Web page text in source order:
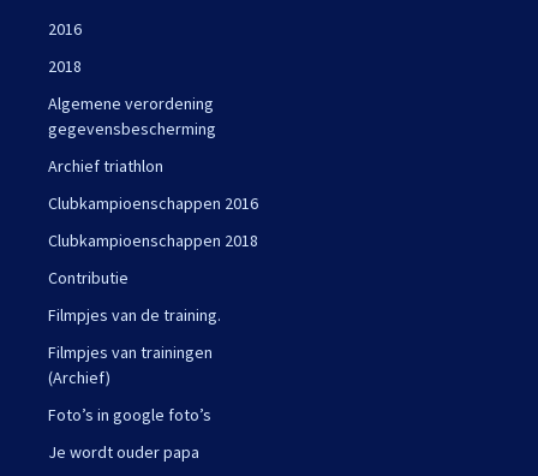
2016
2018
Algemene verordening
gegevensbescherming
Archief triathlon
Clubkampioenschappen 2016
Clubkampioenschappen 2018
Contributie
Filmpjes van de training.
Filmpjes van trainingen
(Archief)
Foto’s in google foto’s
Je wordt ouder papa